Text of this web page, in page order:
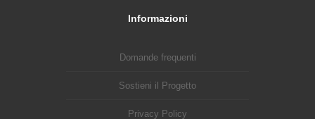
Informazioni
Domande frequenti
Sostieni il Progetto
Privacy Policy